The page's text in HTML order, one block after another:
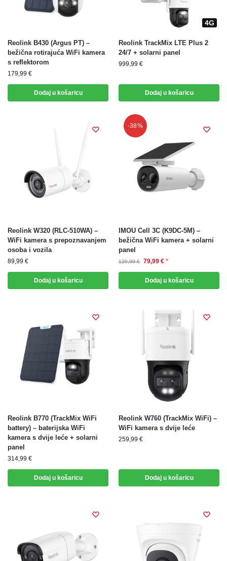
Reolink B430 (Argus PT) –
bežična rotirajuća WiFi kamera
s reflektorom
179,99 €
Dodaj u košaricu
4G
4G
Reolink TrackMix LTE Plus 2
24/7 + solarni panel
999,99 €
Dodaj u košaricu
Reolink W320 (RLC-510WA) –
WiFi kamera s prepoznavanjem
osoba i vozila
89,99 €
Dodaj u košaricu
-38%
IMOU Cell 3C (K9DC-5M) –
bežična WiFi kamera + solarni
panel
129,99€ 79,99 € *
Dodaj u košaricu
Reolink B770 (TrackMix WiFi
battery) – baterijska WiFi
kamera s dvije leće + solarni
panel
314,99 €
Dodaj u košaricu
Reolink W760 (TrackMix WiFi) –
WiFi kamera s dvije leće
259,99 €
Dodaj u košaricu